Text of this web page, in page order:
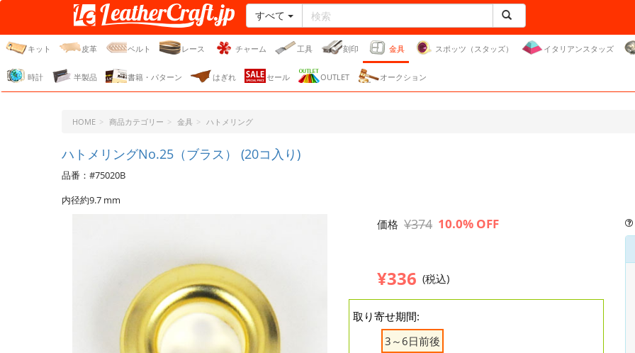
レザークラフト・ドット・
ジェーピー
すべて
キット 皮革 ベルト レース チャーム 工具 刻印 金具 スポッツ（スタッズ） イタリアンスタッズ
時計 半製品 書籍・パターン はぎれ セール OUTLET オークション
HOME 商品カテゴリー 金具 ハトメリング
ハトメリングNo.25（ブラス） (20コ入り)
品番：#75020B
内径約9.7 mm
価格 ¥374 10.0% OFF
¥336 (税込)
取り寄せ期間:
3～6日前後